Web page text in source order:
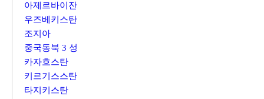
아제르바이잔
우즈베키스탄
조지아
중국동북 3 성
카자흐스탄
키르기스스탄
타지키스탄